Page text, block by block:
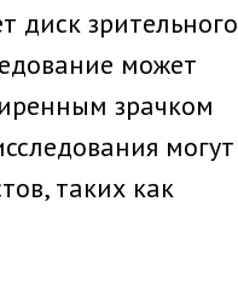
диск зрительного
может
зрачком
могут
таких как